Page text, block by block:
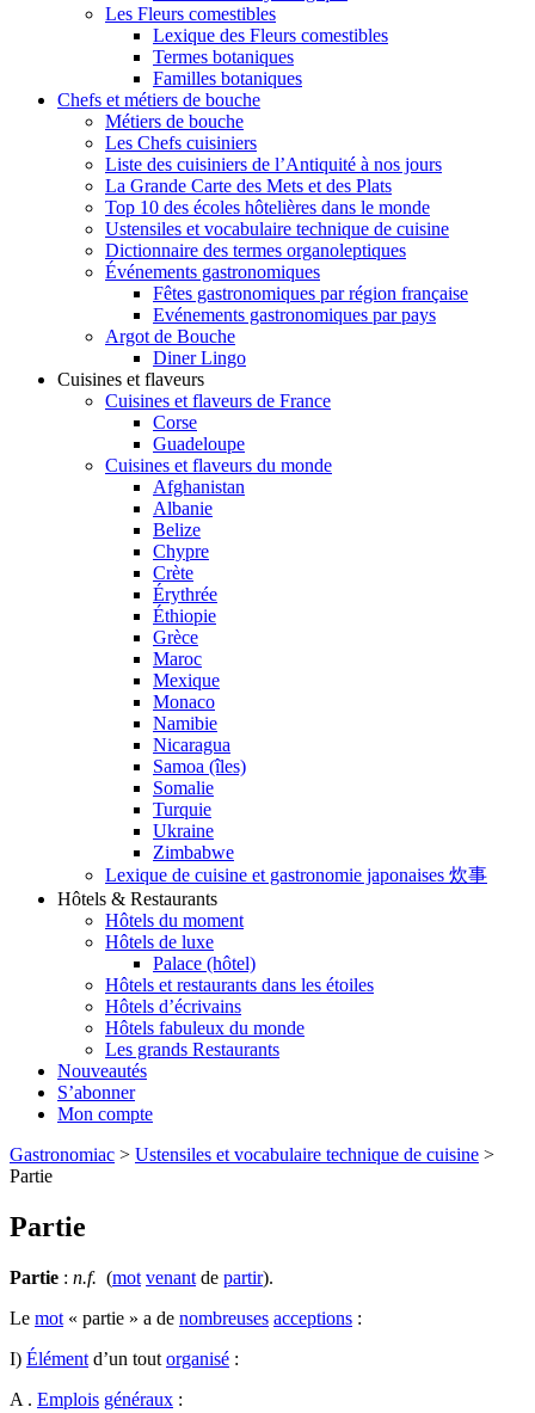
Les Fleurs comestibles
Lexique des Fleurs comestibles
Termes botaniques
Familles botaniques
Chefs et métiers de bouche
Métiers de bouche
Les Chefs cuisiniers
Liste des cuisiniers de l’Antiquité à nos jours
La Grande Carte des Mets et des Plats
Top 10 des écoles hôtelières dans le monde
Ustensiles et vocabulaire technique de cuisine
Dictionnaire des termes organoleptiques
Événements gastronomiques
Fêtes gastronomiques par région française
Evénements gastronomiques par pays
Argot de Bouche
Diner Lingo
Cuisines et flaveurs
Cuisines et flaveurs de France
Corse
Guadeloupe
Cuisines et flaveurs du monde
Afghanistan
Albanie
Belize
Chypre
Crète
Érythrée
Éthiopie
Grèce
Maroc
Mexique
Monaco
Namibie
Nicaragua
Samoa (îles)
Somalie
Turquie
Ukraine
Zimbabwe
Lexique de cuisine et gastronomie japonaises 炊事
Hôtels & Restaurants
Hôtels du moment
Hôtels de luxe
Palace (hôtel)
Hôtels et restaurants dans les étoiles
Hôtels d’écrivains
Hôtels fabuleux du monde
Les grands Restaurants
Nouveautés
S’abonner
Mon compte
Gastronomiac > Ustensiles et vocabulaire technique de cuisine >
Partie
Partie
Partie : n.f. (mot venant de partir).
Le mot « partie » a de nombreuses acceptions :
I) Élément d’un tout organisé :
A . Emplois généraux :